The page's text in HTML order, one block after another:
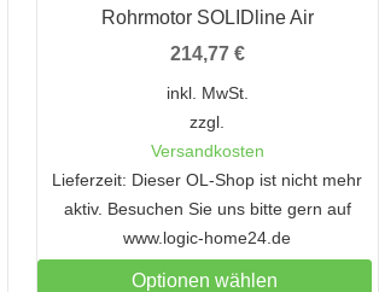
Rohrmotor SOLIDline Air
214,77 €
inkl. MwSt.
zzgl.
Versandkosten
Lieferzeit: Dieser OL-Shop ist nicht mehr
aktiv. Besuchen Sie uns bitte gern auf
www.logic-home24.de
Optionen wählen